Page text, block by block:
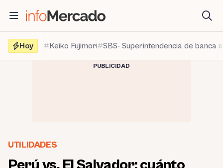
contenido
Hoy
Keiko Fujimori SBS- Superintendencia de banca
PUBLICIDAD
UTILIDADES